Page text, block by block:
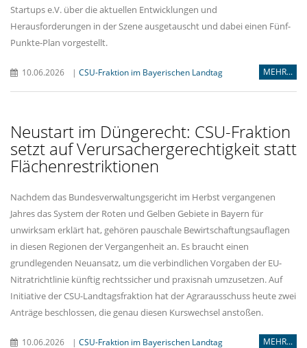
Startups e.V. über die aktuellen Entwicklungen und
Herausforderungen in der Szene ausgetauscht und dabei einen Fünf-
Punkte-Plan vorgestellt.
10.06.2026 | CSU-Fraktion im Bayerischen Landtag MEHR...
Neustart im Düngerecht: CSU-Fraktion
setzt auf Verursachergerechtigkeit statt
Flächenrestriktionen
Nachdem das Bundesverwaltungsgericht im Herbst vergangenen
Jahres das System der Roten und Gelben Gebiete in Bayern für
unwirksam erklärt hat, gehören pauschale Bewirtschaftungsauflagen
in diesen Regionen der Vergangenheit an. Es braucht einen
grundlegenden Neuansatz, um die verbindlichen Vorgaben der EU-
Nitratrichtlinie künftig rechtssicher und praxisnah umzusetzen. Auf
Initiative der CSU-Landtagsfraktion hat der Agrarausschuss heute zwei
Anträge beschlossen, die genau diesen Kurswechsel anstoßen.
10.06.2026 | CSU-Fraktion im Bayerischen Landtag MEHR...